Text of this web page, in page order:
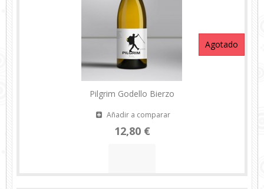
Pilgrim Godello Bierzo
Añadir a comparar
12,80 €
Agotado